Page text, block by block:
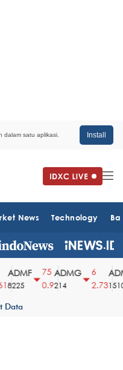
dalam satu aplikasi. Install
News Technology
ADMF
75
0.9
ADMG
214
2.731510
Data